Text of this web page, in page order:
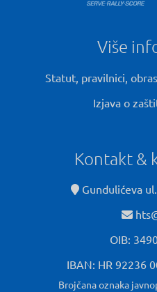
Više
Statut, pravilnici,
Izjava o
Kontakt &
Gundulićeva
OIB:
IBAN: HR 92236
Brojčana oznaka